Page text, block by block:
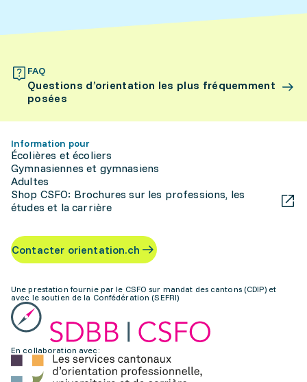
FAQ
Questions d’orientation les plus fréquemment
posées
Information pour
Écolières et écoliers
Gymnasiennes et gymnasiens
Adultes
Shop CSFO: Brochures sur les professions, les
études et la carrière
Contacter orientation.ch
Une prestation fournie par le CSFO sur mandat des cantons (CDIP) et
avec le soutien de la Confédération (SEFRI)
En collaboration avec: